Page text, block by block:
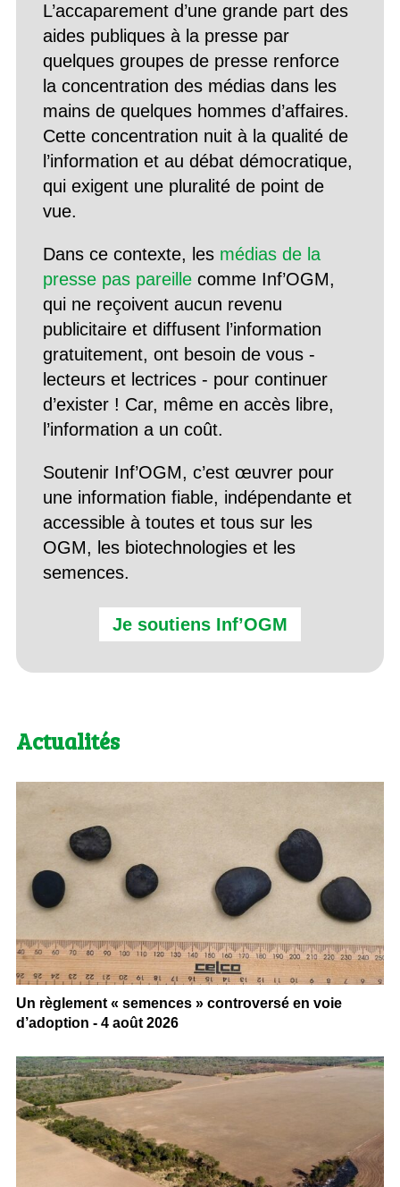
L’accaparement d’une grande part des
aides publiques à la presse par
quelques groupes de presse renforce
la concentration des médias dans les
mains de quelques hommes d’affaires.
Cette concentration nuit à la qualité de
l’information et au débat démocratique,
qui exigent une pluralité de point de
vue.
Dans ce contexte, les médias de la
presse pas pareillecomme Inf’OGM,
qui ne reçoivent aucun revenu
publicitaire et diffusent l’information
gratuitement, ont besoin de vous -
lecteurs et lectrices - pour continuer
d’exister ! Car, même en accès libre,
l’information a un coût.
Soutenir Inf’OGM, c’est œuvrer pour
une information fiable, indépendante et
accessible à toutes et tous sur les
OGM, les biotechnologies et les
semences.
Je soutiens Inf’OGM
Actualités
Un règlement « semences » controversé en voie
d’adoption - 4 août 2026